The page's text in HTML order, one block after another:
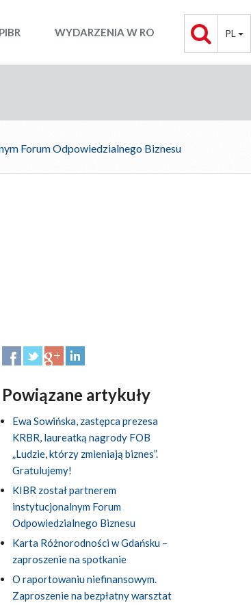
PL
WYDARZENIA W RO
Forum Odpowiedzialnego Biznesu
Powiązane artykuły
Ewa Sowińska, zastępca prezesa
KRBR, laureatką nagrody FOB
„Ludzie, którzy zmieniają biznes”.
Gratulujemy!
KIBR został partnerem
instytucjonalnym Forum
Odpowiedzialnego Biznesu
Karta Różnorodności w Gdańsku –
zaproszenie na spotkanie
O raportowaniu niefinansowym.
Zaproszenie na bezpłatny warsztat